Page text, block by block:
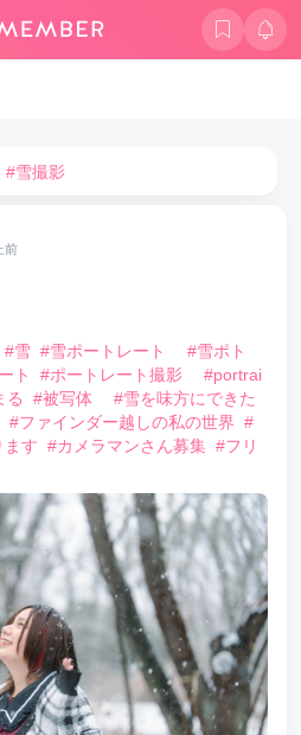
#雪撮影
前
#雪 #雪ポートレート
#雪ポト
ト #ポートレート撮影
#portrai
る #被写体
#雪を味方にできた
#ファインダー越しの私の世界 #
ます #カメラマンさん募集 #フリ